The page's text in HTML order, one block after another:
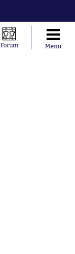
Forum Menu